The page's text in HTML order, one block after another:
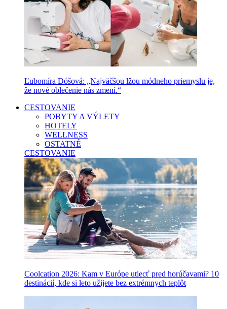
Ľubomíra Dóšová: „Najväčšou lžou módneho priemyslu je,
že nové oblečenie nás zmení.“
CESTOVANIE
POBYTY A VÝLETY
HOTELY
WELLNESS
OSTATNÉ
CESTOVANIE
Coolcation 2026: Kam v Európe utiecť pred horúčavami? 10
destinácií, kde si leto užijete bez extrémnych teplôt